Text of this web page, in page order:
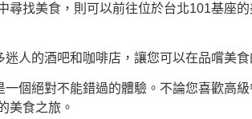
尋找美食，則可以前往位於台北101基座
人的酒吧和咖啡店，讓您可以在品嚐美
個絕對不能錯過的體驗。不論您喜歡高
美食之旅。